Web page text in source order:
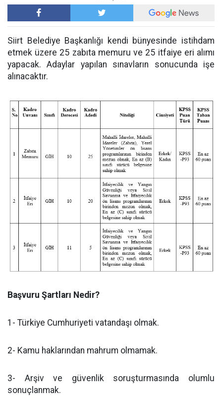
Siirt Belediye Başkanlığı kendi bünyesinde istihdam
etmek üzere 25 zabıta memuru ve 25 itfaiye eri alımı
yapacak. Adaylar yapılan sınavların sonucunda işe
alınacaktır.
Başvuru Şartları Nedir?
1- Türkiye Cumhuriyeti vatandaşı olmak.
2- Kamu haklarından mahrum olmamak.
3- Arşiv ve güvenlik soruşturmasında olumlu
sonuçlanmak.